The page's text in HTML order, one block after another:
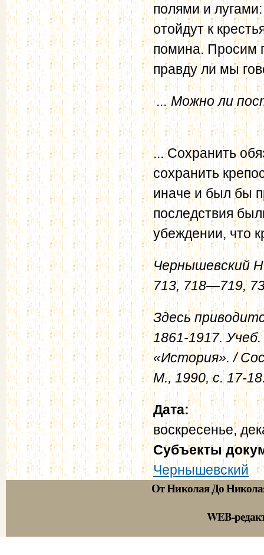
полями и
отойдут к
помина. Просим
правду ли мы
... Можно ли
... Сохранить
сохранить
иначе и был бы
последствия
убеждении, что
Чернышевский
713, 718—719,
Здесь
1861-1917.
«История». /
М., 1990, с. 17-
Дата:
воскресенье,
Субъекты
Чернышевский
От Николая До
WEB-